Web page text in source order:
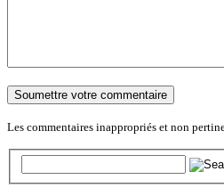
Les commentaires inappropriés et non